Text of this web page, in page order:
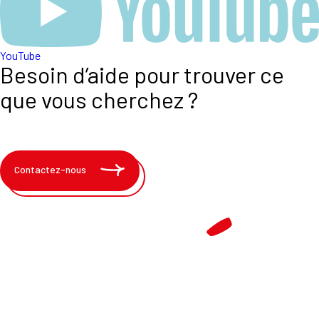
YouTube
Besoin d’aide pour trouver ce
que vous cherchez ?
Contactez-nous